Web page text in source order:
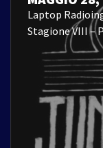
Laptop
Stagione VIII –